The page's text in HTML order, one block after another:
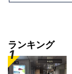
ランキング